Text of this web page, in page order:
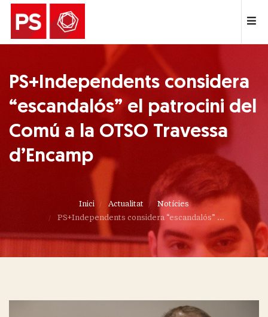
PS+Independents considera
“escandalós” el patrocini del
Comú a la OTSO Travessa
d’Encamp
Inici Actualitat
Notícies
PS+Independents considera “escandalós” ...